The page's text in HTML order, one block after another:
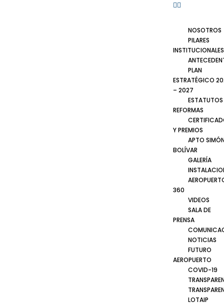
NOSOTROS
PILARES
INSTITUCIONALES
PLAN
ESTRATÉGICO
– 2027
ESTATUTOS
REFORMAS
Y PREMIOS
APTO
BOLÍVAR
GALERÍA
360
VIDEOS
SALA DE
PRENSA
NOTICIAS
FUTURO
AEROPUERTO
COVID-19
LOTAIP